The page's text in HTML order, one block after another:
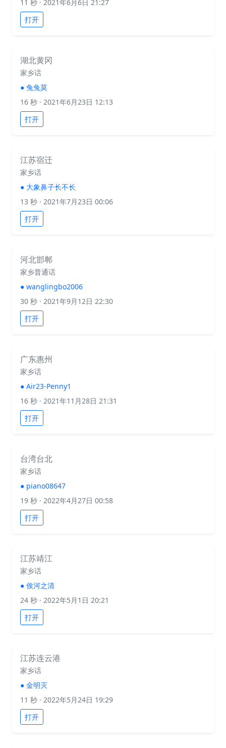
11 秒 · 2021年6月6日 21:27
打开
湖北黄冈
家乡话
● 兔兔莫
16 秒 · 2021年6月23日 12:13
打开
江苏宿迁
家乡话
● 大象鼻子长不长
13 秒 · 2021年7月23日 00:06
打开
河北邯郸
家乡普通话
● wanglingbo2006
30 秒 · 2021年9月12日 22:30
打开
广东惠州
家乡话
● Air23-Penny1
16 秒 · 2021年11月28日 21:31
打开
台湾台北
家乡话
● piano08647
19 秒 · 2022年4月27日 00:58
打开
江苏靖江
家乡话
● 俟河之清
24 秒 · 2022年5月1日 20:21
打开
江苏连云港
家乡话
● 金明灭
11 秒 · 2022年5月24日 19:29
打开